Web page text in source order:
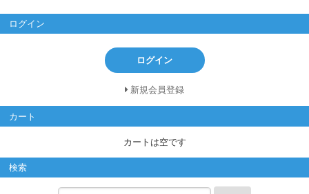
ログイン
ログイン
新規会員登録
カート
カートは空です
検索